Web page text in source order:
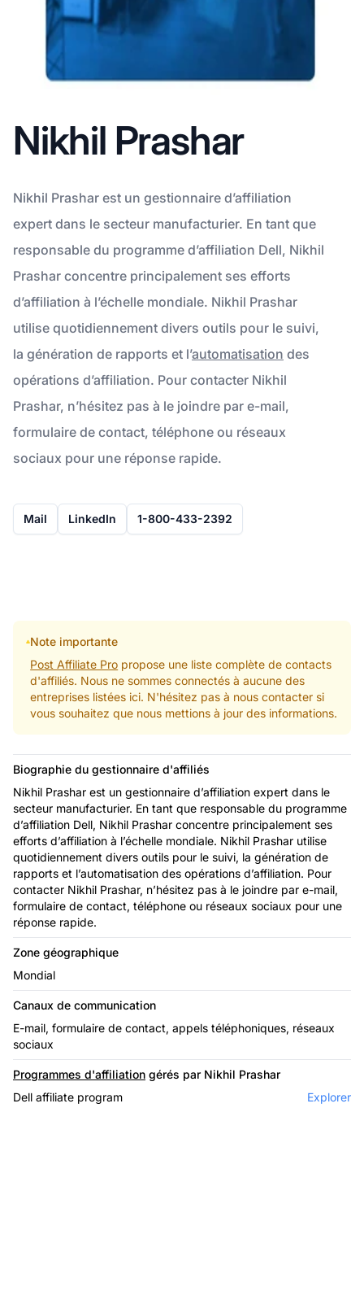
Nikhil Prashar
Nikhil Prashar est un gestionnaire d’affiliation
expert dans le secteur manufacturier. En tant que
responsable du programme d’affiliation Dell, Nikhil
Prashar concentre principalement ses efforts
d’affiliation à l’échelle mondiale. Nikhil Prashar
utilise quotidiennement divers outils pour le suivi,
la génération de rapports et l’automatisation des
opérations d’affiliation. Pour contacter Nikhil
Prashar, n’hésitez pas à le joindre par e-mail,
formulaire de contact, téléphone ou réseaux
sociaux pour une réponse rapide.
Mail LinkedIn 1-800-433-2392
Note importante
Post Affiliate Pro propose une liste complète de contacts
d'affiliés. Nous ne sommes connectés à aucune des
entreprises listées ici. N'hésitez pas à nous contacter si
vous souhaitez que nous mettions à jour des informations.
Biographie du gestionnaire d'affiliés
Nikhil Prashar est un gestionnaire d’affiliation expert dans le
secteur manufacturier. En tant que responsable du programme
d’affiliation Dell, Nikhil Prashar concentre principalement ses
efforts d’affiliation à l’échelle mondiale. Nikhil Prashar utilise
quotidiennement divers outils pour le suivi, la génération de
rapports et l’automatisation des opérations d’affiliation. Pour
contacter Nikhil Prashar, n’hésitez pas à le joindre par e-mail,
formulaire de contact, téléphone ou réseaux sociaux pour une
réponse rapide.
Zone géographique
Mondial
Canaux de communication
E-mail, formulaire de contact, appels téléphoniques, réseaux
sociaux
Programmes d'affiliation gérés par Nikhil Prashar
Dell affiliate program
Explorer